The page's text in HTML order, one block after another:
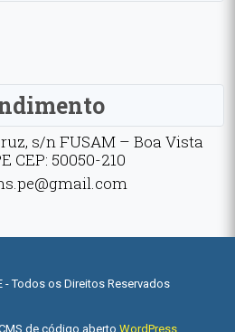
s/n FUSAM – Boa Vista
CEP: 50050-210
- Todos os Direitos Reservados
de código aberto WordPress